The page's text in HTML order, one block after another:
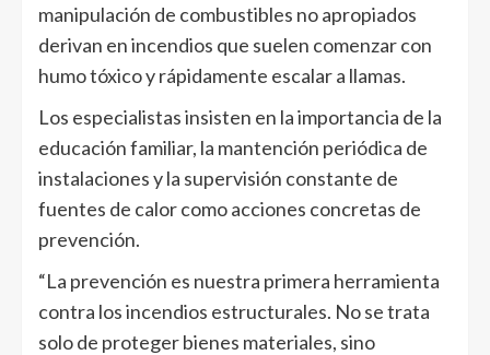
manipulación de combustibles no apropiados
derivan en incendios que suelen comenzar con
humo tóxico y rápidamente escalar a llamas.
Los especialistas insisten en la importancia de la
educación familiar, la mantención periódica de
instalaciones y la supervisión constante de
fuentes de calor como acciones concretas de
prevención.
“La prevención es nuestra primera herramienta
contra los incendios estructurales. No se trata
solo de proteger bienes materiales, sino